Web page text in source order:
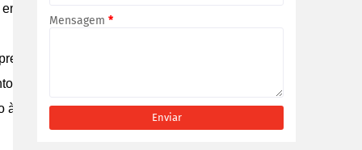
território nacional.
O novo período de
de um curso focado em
à qualificação técnica de
Mensagem *